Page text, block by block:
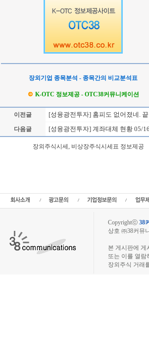
장외기업 종목분석 - 종목간의 비교분석표
K-OTC 정보제공 - OTC38커뮤니케이션
이전글 [성융광전투자] 홈피도 없어졌네.
다음글 [성융광전투자] 계좌대체 현황 05/
장외주식시세, 비상장주식시세표 정보제공
Copyrightⓒ 38
상호 ㈜38커뮤
본 게시판에 게
또는 이를 열람
장외주식 거래